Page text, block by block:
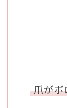
爪が